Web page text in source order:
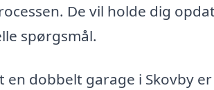
De vil holde dig
spørgsmål.
en dobbelt garage i Skovby